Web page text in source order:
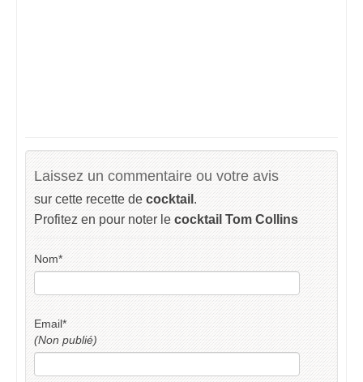
Laissez un commentaire ou votre avis
sur cette recette de cocktail .
Profitez en pour noter le cocktail Tom Collins
Nom*
Email*
(Non publié)